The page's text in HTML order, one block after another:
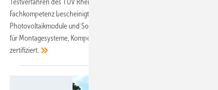
Testverfahren des TÜV Rheinland zertifiziert und den Mitarbeitern
Fachkompetenz bescheinigt. Neben neuen Tests und Testständen für
Photovoltaikmodule und Solarkollektoren wurden auch Prüfverfahren
für Montagesysteme, Komponenten und Photovoltaikanlagen neu
zertifiziert.